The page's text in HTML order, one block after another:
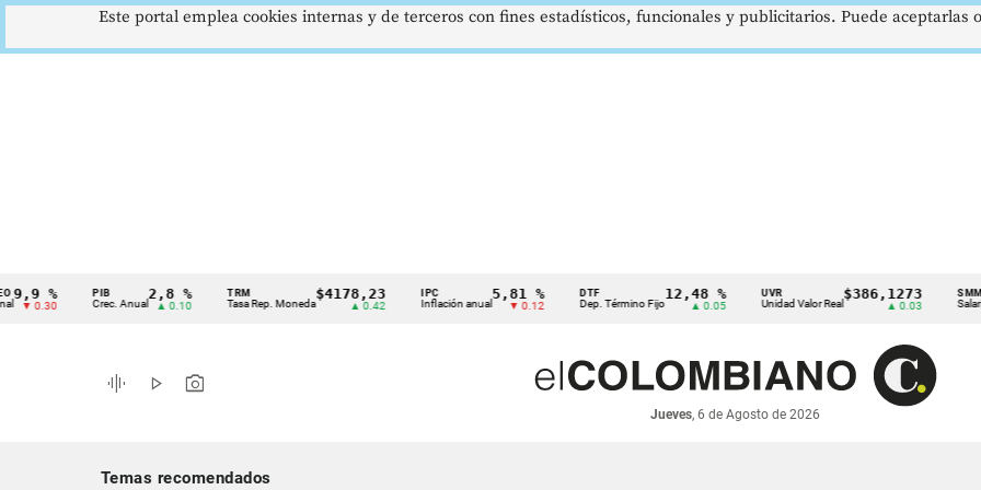
Cintillo
indicadores
económicos
PIB
Crec. Anual
2,8 %
▲ 0.10
TRM
Tasa Rep. Moneda
$4178,23
▲ 0.42
IPC
Inflación anual
5,81 %
▼ 0.12
DTF
Dep. Término Fijo
12,48 %
▲ 0.05
UVR
Unidad Valor Real
$386,1273 SMMLV
Salario
graphic_eq play_arrow photo_camera
Jueves, 6 de Agosto de 2026
Temas recomendados
Este portal emplea cookies internas y de terceros con fines estadísticos, funcionales y publicitarios. Puede aceptarlas